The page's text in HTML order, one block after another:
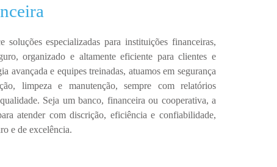
soluções especializadas parainstituições financeiras,
organizado e altamente eficiente para clientes e
avançada e equipes treinadas, atuamos emsegurança
limpeza e manutenção, sempre com relatórios
. Seja um banco, financeira ou cooperativa, a
atender comdiscrição, eficiência e confiabilidade,
e de excelência.